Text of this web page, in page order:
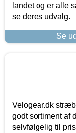
landet og er alle
se deres udvalg.
Se
Velogear.dk
godt sortiment af
selvfølgelig til